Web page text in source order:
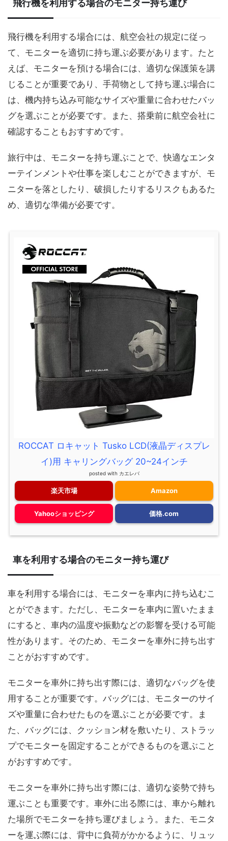
飛行機を利用する場合のモニター持ち運び
飛行機を利用する場合には、航空会社の規定に従っ
て、モニターを適切に持ち運ぶ必要があります。たと
えば、モニターを預ける場合には、適切な保護策を講
じることが重要であり、手荷物として持ち運ぶ場合に
は、機内持ち込み可能なサイズや重量に合わせたバッ
グを選ぶことが必要です。また、搭乗前に航空会社に
確認することもおすすめです。
旅行中は、モニターを持ち運ぶことで、快適なエンタ
ーテインメントや仕事を楽しむことができますが、モ
ニターを落としたり、破損したりするリスクもあるた
め、適切な準備が必要です。
ROCCAT ロキャット Tusko LCD(液晶ディスプレ
イ)用 キャリングバッグ 20~24インチ
posted with カエレバ
楽天市場 Amazon
Yahooショッピング 価格.com
車を利用する場合のモニター持ち運び
車を利用する場合には、モニターを車内に持ち込むこ
とができます。ただし、モニターを車内に置いたまま
にすると、車内の温度や振動などの影響を受ける可能
性があります。そのため、モニターを車外に持ち出す
ことがおすすめです。
モニターを車外に持ち出す際には、適切なバッグを使
用することが重要です。バッグには、モニターのサイ
ズや重量に合わせたものを選ぶことが必要です。ま
た、バッグには、クッション材を敷いたり、ストラッ
プでモニターを固定することができるものを選ぶこと
がおすすめです。
モニターを車外に持ち出す際には、適切な姿勢で持ち
運ぶことも重要です。車外に出る際には、車から離れ
た場所でモニターを持ち運びましょう。また、モニタ
ーを運ぶ際には、背中に負荷がかかるように、リュッ